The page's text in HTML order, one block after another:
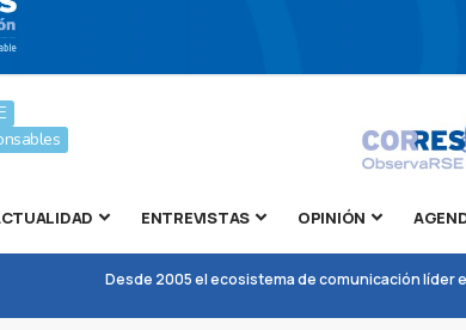
ENTREVISTAS OPINIÓN
Desde 2005 el ecosistema de comunicación líder